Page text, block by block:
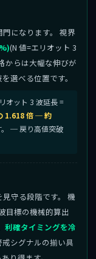
になります。 視界
(N 値=エリオット 3
からは大幅な伸びが
選べる位置です。
オット 3 波延長 =
1.618 倍 ─ 約
。 ─ 戻り高値突破
守る段階です。 機
目標の機械的算出
利確タイミングを冷
シグナルの揃い具